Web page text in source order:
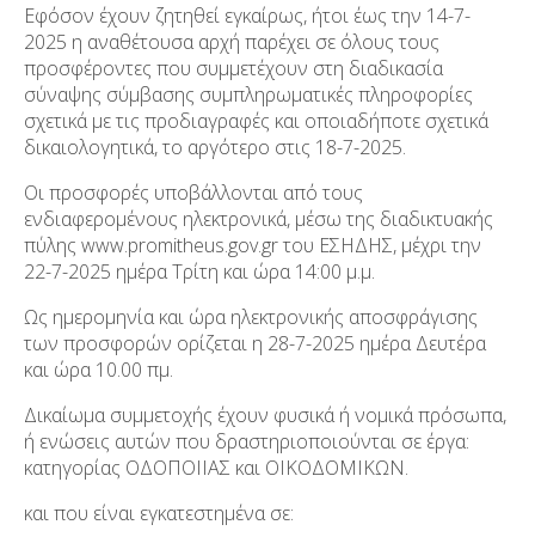
Εφόσον έχουν ζητηθεί εγκαίρως, ήτοι έως την 14-7-
2025 η αναθέτουσα αρχή παρέχει σε όλους τους
προσφέροντες που συμμετέχουν στη διαδικασία
σύναψης σύμβασης συμπληρωματικές πληροφορίες
σχετικά με τις προδιαγραφές και οποιαδήποτε σχετικά
δικαιολογητικά, το αργότερο στις 18-7-2025.
Οι προσφορές υποβάλλονται από τους
ενδιαφερομένους ηλεκτρονικά, μέσω της διαδικτυακής
πύλης www.promitheus.gov.gr του ΕΣΗΔΗΣ, μέχρι την
22-7-2025 ημέρα Τρίτη και ώρα 14:00 μ.μ.
Ως ημερομηνία και ώρα ηλεκτρονικής αποσφράγισης
των προσφορών ορίζεται η 28-7-2025 ημέρα Δευτέρα
και ώρα 10.00 πμ.
Δικαίωμα συμμετοχής έχουν φυσικά ή νομικά πρόσωπα,
ή ενώσεις αυτών που δραστηριοποιούνται σε έργα:
κατηγορίας ΟΔΟΠΟΙΙΑΣ και ΟΙΚΟΔΟΜΙΚΩΝ.
και που είναι εγκατεστημένα σε: